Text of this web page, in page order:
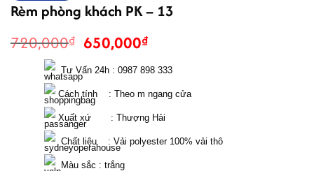
Rèm phòng khách PK – 13
720,000₫ Giá
là:
720,000₫.
650,000₫Giá
tại
là:
650,000₫.
Tư Vấn 24h : 0987 898 333
Cách tính    : Theo m ngang cửa
Xuất xứ       : Thượng Hải
Chất liệu    : Vải polyester 100% vải thô
Màu sắc : trắng